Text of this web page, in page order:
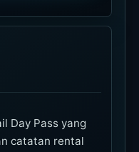
Day Pass yang
catatan rental